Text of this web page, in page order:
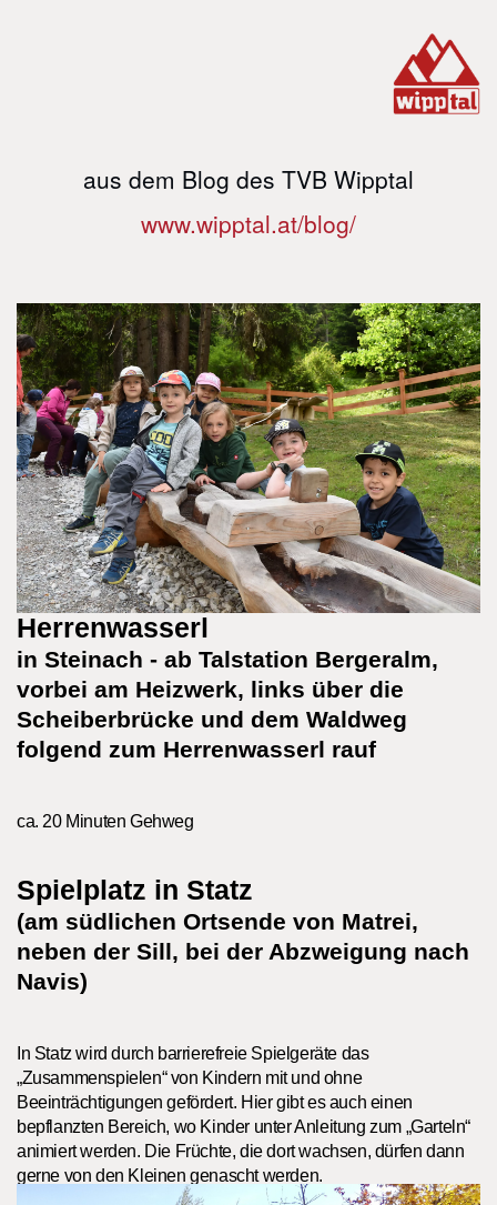
aus dem Blog des TVB Wipptal
www.wipptal.at/blog/
Herrenwasserl
in Steinach - ab Talstation Bergeralm,
vorbei am Heizwerk, links über die
Scheiberbrücke und dem Waldweg
folgend zum Herrenwasserl rauf
ca. 20 Minuten Gehweg
Spielplatz in Statz
(am südlichen Ortsende von Matrei,
neben der Sill, bei der Abzweigung nach
Navis)
In Statz wird durch barrierefreie Spielgeräte das
„Zusammenspielen“ von Kindern mit und ohne
Beeinträchtigungen gefördert. Hier gibt es auch einen
bepflanzten Bereich, wo Kinder unter Anleitung zum „Garteln“
animiert werden. Die Früchte, die dort wachsen, dürfen dann
gerne von den Kleinen genascht werden.